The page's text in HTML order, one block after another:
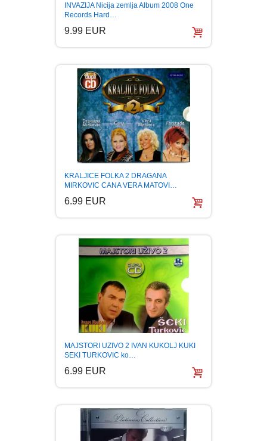
INVAZIJA Nicija zemlja Album 2008 One
Records Hard…
9.99 EUR
KRALJICE FOLKA 2 DRAGANA
MIRKOVIC CANA VERA MATOVI…
6.99 EUR
MAJSTORI UZIVO 2 IVAN KUKOLJ KUKI
SEKI TURKOVIC ko…
6.99 EUR